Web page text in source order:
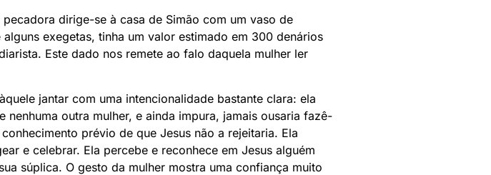
dirige-se à casa de Simão com um vaso de
exegetas, tinha um valor estimado em 300 denários
Este dado nos remete ao falo daquela mulher ler
jantar com uma intencionalidade bastante clara: ela
outra mulher, e ainda impura, jamais ousaria fazê-
prévio de que Jesus não a rejeitaria. Ela
e celebrar. Ela percebe e reconhece em Jesus alguém
súplica. O gesto da mulher mostra uma confiança muito